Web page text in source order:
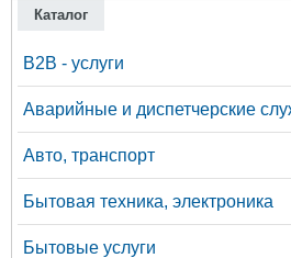
Курсы валют
Еще
Каталог
B2B - услуги
Аварийные и диспетчерские
Авто, транспорт
Бытовая техника, электроника
Бытовые услуги